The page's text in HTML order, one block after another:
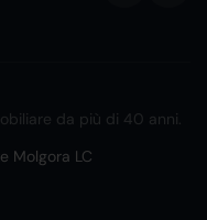
da più di 40 anni.
Molgora LC